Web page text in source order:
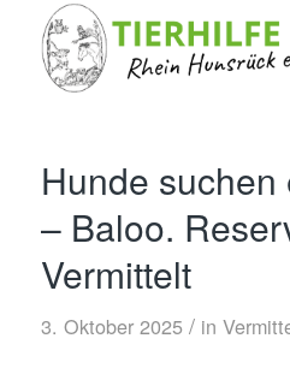
Hunde
– Baloo.
Vermittelt
3. Oktober 2025 / in